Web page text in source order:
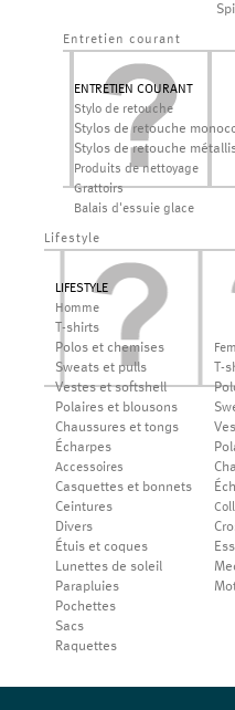
Entretien courant
ENTRETIEN COURANT
Stylo de retouche
Stylos de retouche
Stylos de retouche
Produits de nettoyage
Grattoirs
Balais d'essuie glace
Lifestyle
LIFESTYLE
Homme
T-shirts
Polos et chemises
Sweats et pulls
Vestes et softshell
Polaires et blousons
Chaussures et tongs
Écharpes
Accessoires
Casquettes et bonnets
Ceintures
Divers
Étuis et coques
Lunettes de soleil
Parapluies
Pochettes
Sacs
Raquettes
T-